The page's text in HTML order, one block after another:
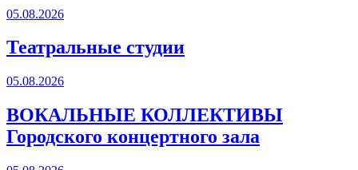
05.08.2026
Театральные студии
05.08.2026
ВОКАЛЬНЫЕ КОЛЛЕКТИВЫ
Городского концертного зала